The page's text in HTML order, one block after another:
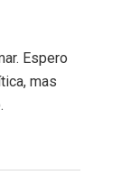
Espero
mas